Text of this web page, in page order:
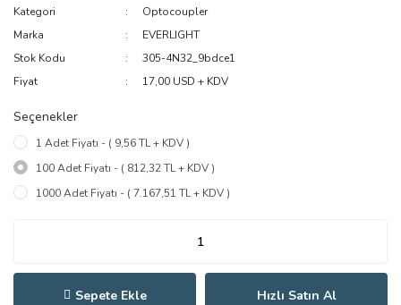
Kategori
Optocoupler
Marka
EVERLIGHT
Stok Kodu
305-4N32_9bdce1
Fiyat
17,00 USD + KDV
Seçenekler
1 Adet Fiyatı - ( 9,56 TL + KDV )
100 Adet Fiyatı - ( 812,32 TL + KDV )
1000 Adet Fiyatı - ( 7.167,51 TL + KDV )
Sepete Ekle Hızlı Satın Al